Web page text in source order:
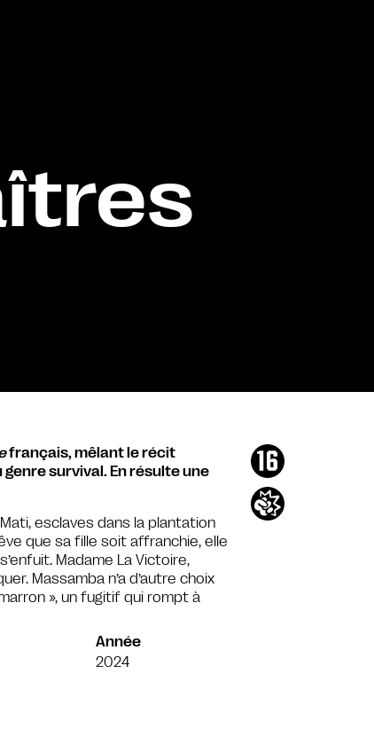
français, mêlant le récit
survival. En résulte une
esclaves dans la plantation
que sa fille soit affranchie, elle
Madame La Victoire,
Massamba n’a d’autre choix
», un fugitif qui rompt à
Année
2024